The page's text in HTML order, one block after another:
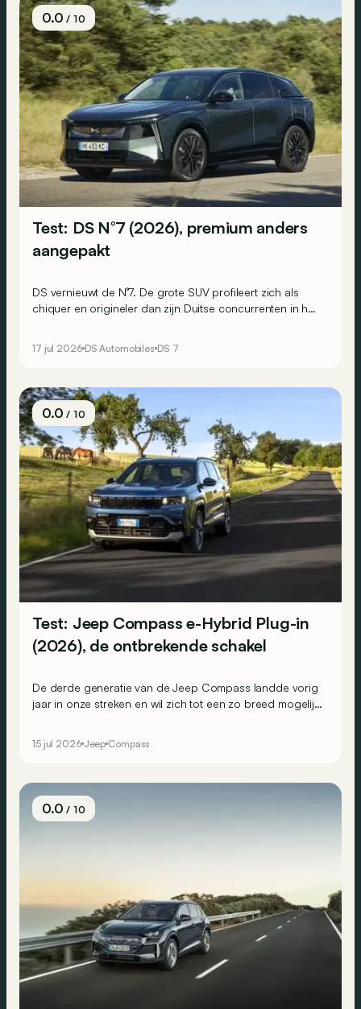
0.0/ 10
Test: DS N°7 (2026), premium anders
aangepakt
DS vernieuwt de N°7. De grote SUV profileert zich als
chiquer en origineler dan zijn Duitse concurrenten in het
overtuigen. Wij reden met zowel de elektrische als de
17 jul 2026 DS Automobiles DS 7
0.0/ 10
Test: Jeep Compass e-Hybrid Plug-in
(2026), de ontbrekende schakel
De derde generatie van de Jeep Compass landde vorig
jaar in onze streken en wil zich tot een zo breed mogelijk
wordt nu aangevuld met een plug-inhybride die voor
15 jul 2026 Jeep Compass
0.0/ 10